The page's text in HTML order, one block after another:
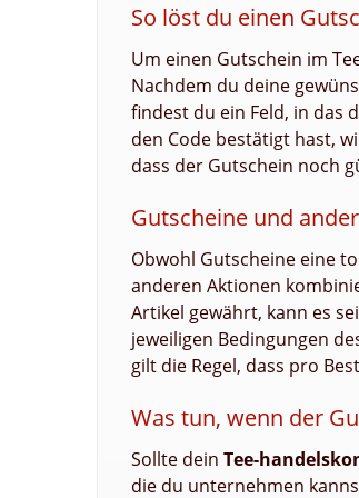
So löst du einen
Um einen Gutschein im
Nachdem du deine
findest du ein Feld, in das
den Code bestätigt hast,
dass der Gutschein noch
Gutscheine und
Obwohl Gutscheine eine
anderen Aktionen
Artikel gewährt, kann es
jeweiligen Bedingungen
gilt die Regel, dass pro
Was tun, wenn der
Sollte dein Tee-
die du unternehmen